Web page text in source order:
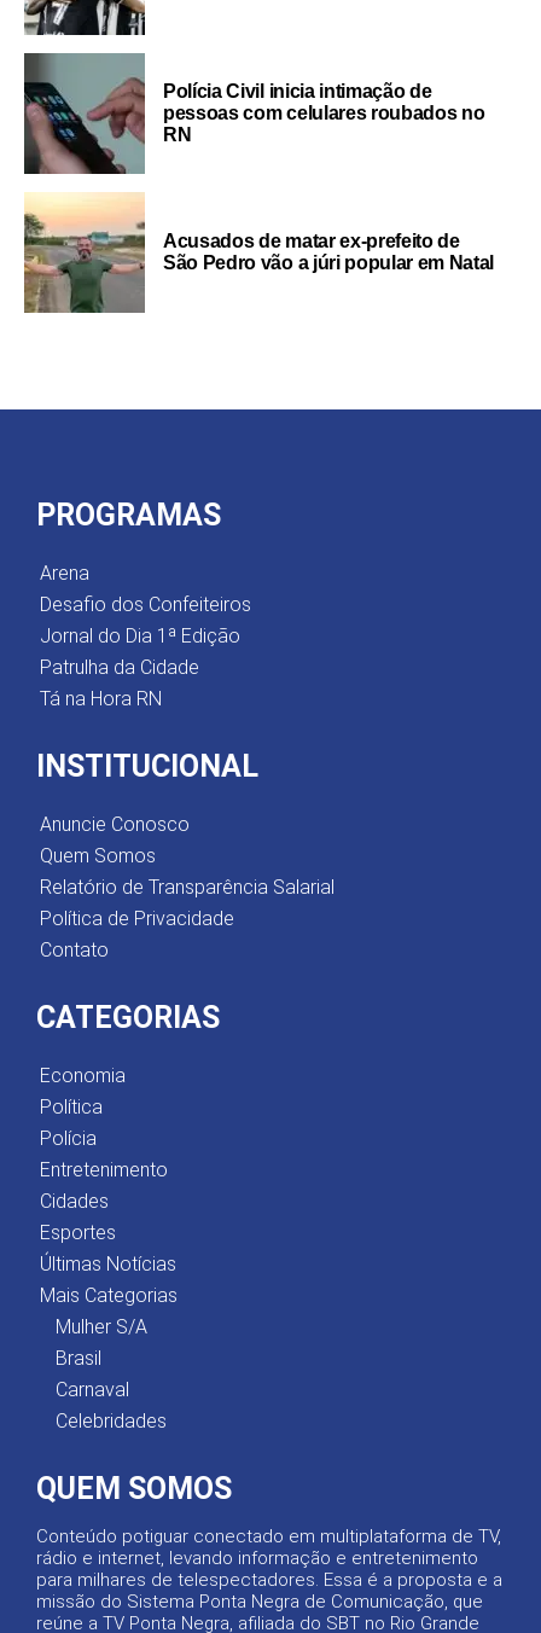
Polícia Civil inicia intimação de
pessoas com celulares roubados no
RN
Acusados de matar ex-prefeito de
São Pedro vão a júri popular em Natal
PROGRAMAS
Arena
Desafio dos Confeiteiros
Jornal do Dia 1ª Edição
Patrulha da Cidade
Tá na Hora RN
INSTITUCIONAL
Anuncie Conosco
Quem Somos
Relatório de Transparência Salarial
Política de Privacidade
Contato
CATEGORIAS
Economia
Política
Polícia
Entretenimento
Cidades
Esportes
Últimas Notícias
Mais Categorias
Mulher S/A
Brasil
Carnaval
Celebridades
QUEM SOMOS
Conteúdo potiguar conectado em multiplataforma de TV,
rádio e internet, levando informação e entretenimento
para milhares de telespectadores. Essa é a proposta e a
missão do Sistema Ponta Negra de Comunicação, que
reúne a TV Ponta Negra, afiliada do SBT no Rio Grande